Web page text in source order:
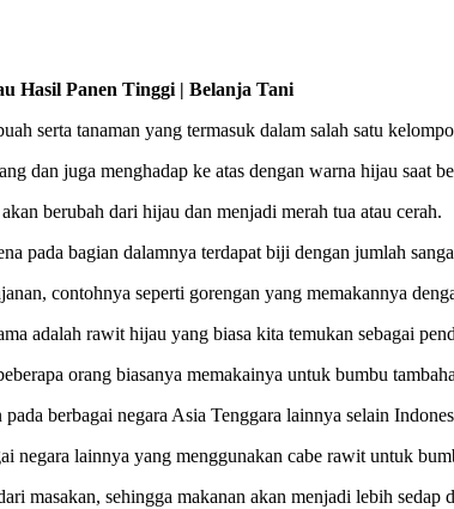
Hasil Panen Tinggi | Belanja Tani
serta tanaman yang termasuk dalam salah satu
dan juga menghadap ke atas dengan warna hijau saat
berubah dari hijau dan menjadi merah tua atau cerah.
pada bagian dalamnya terdapat biji dengan jumlah
contohnya seperti gorengan yang memakannya
adalah rawit hijau yang biasa kita temukan sebagai
orang biasanya memakainya untuk bumbu
berbagai negara Asia Tenggara lainnya selain
negara lainnya yang menggunakan cabe rawit untuk
masakan, sehingga makanan akan menjadi lebih sedap